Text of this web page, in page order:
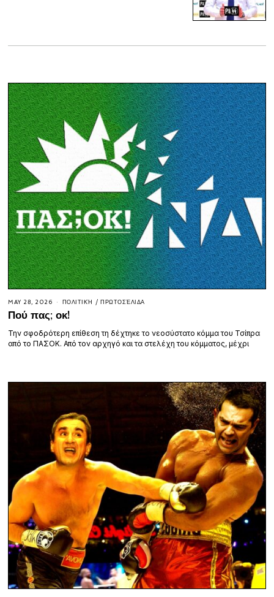
MAY 28, 2026 ΠΟΛΙΤΙΚΉ / ΠΡΩΤΟΣΈΛΙΔΑ
Πού πας; οκ!
Την σφοδρότερη επίθεση τη δέχτηκε το νεοσύστατο κόμμα του Τσίπρα
από το ΠΑΣΟΚ. Από τον αρχηγό και τα στελέχη του κόμματος, μέχρι